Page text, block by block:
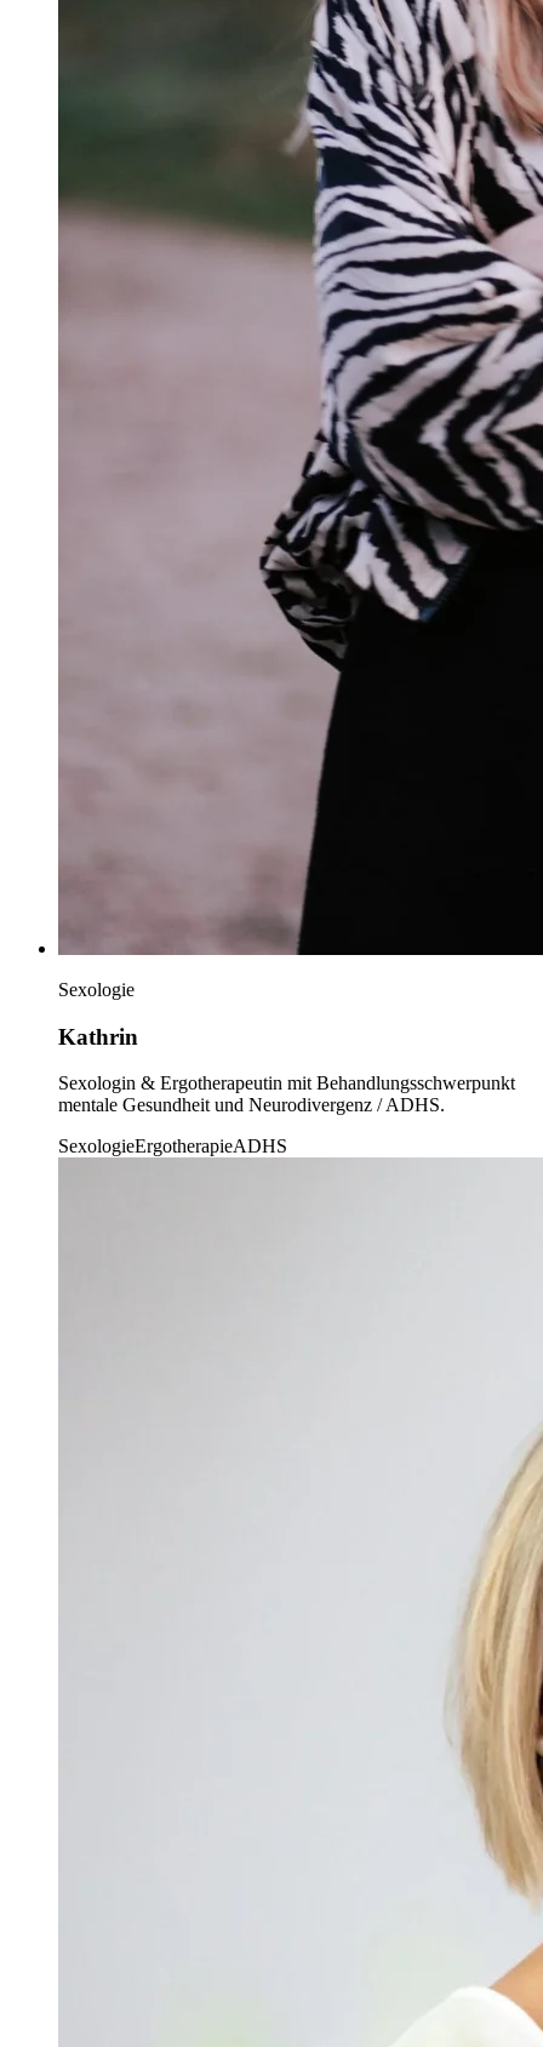
Sexologie
Kathrin
Sexologin & Ergotherapeutin mit Behandlungsschwerpunkt
mentale Gesundheit und Neurodivergenz / ADHS.
SexologieErgotherapieADHS